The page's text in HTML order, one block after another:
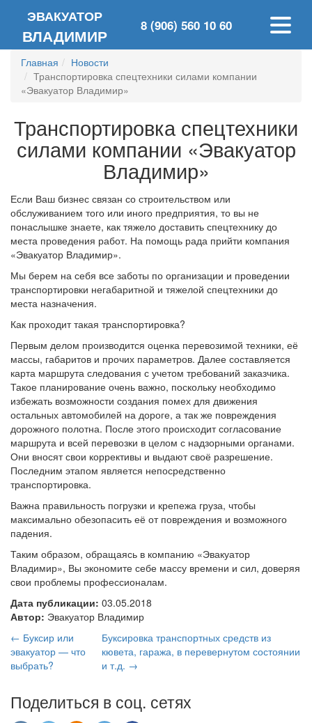
ЭВАКУАТОР
ВЛАДИМИР 8 (906) 560 10 60
Главная
Новости
Транспортировка спецтехники силами компании
«Эвакуатор Владимир»
Транспортировка спецтехники
силами компании «Эвакуатор
Владимир»
Если Ваш бизнес связан со строительством или
обслуживанием того или иного предприятия, то вы не
понаслышке знаете, как тяжело доставить спецтехнику до
места проведения работ. На помощь рада прийти компания
«Эвакуатор Владимир».
Мы берем на себя все заботы по организации и проведении
транспортировки негабаритной и тяжелой спецтехники до
места назначения.
Как проходит такая транспортировка?
Первым делом производится оценка перевозимой техники, её
массы, габаритов и прочих параметров. Далее составляется
карта маршрута следования с учетом требований заказчика.
Такое планирование очень важно, поскольку необходимо
избежать возможности создания помех для движения
остальных автомобилей на дороге, а так же повреждения
дорожного полотна. После этого происходит согласование
маршрута и всей перевозки в целом с надзорными органами.
Они вносят свои коррективы и выдают своё разрешение.
Последним этапом является непосредственно
транспортировка.
Важна правильность погрузки и крепежа груза, чтобы
максимально обезопасить её от повреждения и возможного
падения.
Таким образом, обращаясь в компанию «Эвакуатор
Владимир», Вы экономите себе массу времени и сил, доверяя
свои проблемы профессионалам.
Дата публикации: 03.05.2018
Автор: Эвакуатор Владимир
← Буксир или
эвакуатор — что
выбрать?
Буксировка транспортных средств из
кювета, гаража, в перевернутом состоянии
и т.д. →
Поделиться в соц. сетях